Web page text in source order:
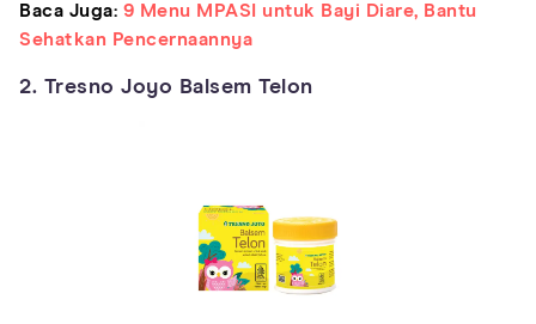
Baca Juga: 9 Menu MPASI untuk Bayi Diare, Bantu
Sehatkan Pencernaannya
2. Tresno Joyo Balsem Telon